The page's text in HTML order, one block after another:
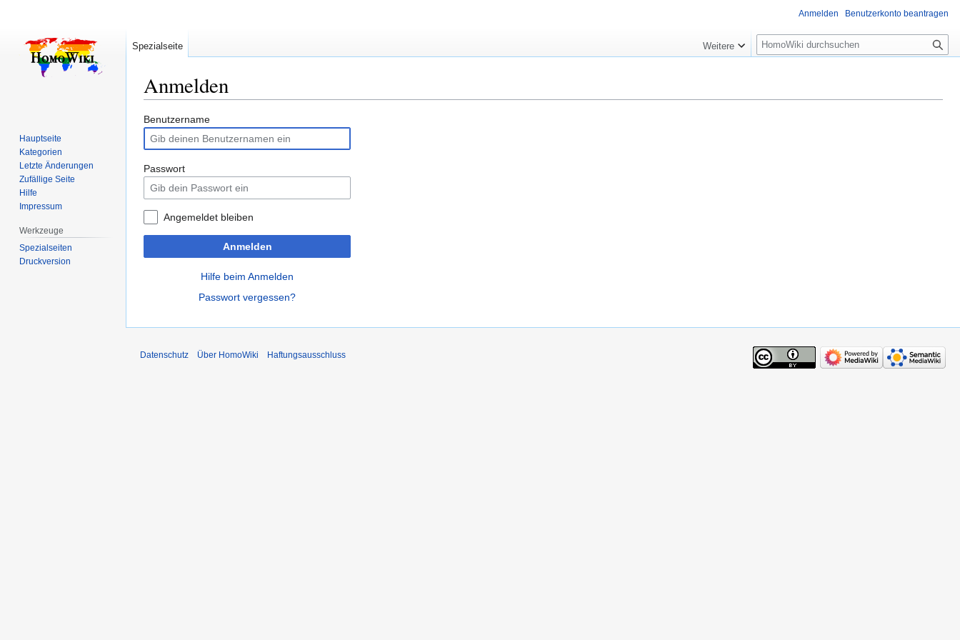
Anmelden
Zur
Navigation
springen
Zur
Suche
springen
Benutzername
Passwort
Angemeldet bleiben
Anmelden
Hilfe beim Anmelden
Passwort vergessen?
Anmelden Benutzerkonto beantragen
Spezialseite Weitere
Suche
Hauptseite
Kategorien
Letzte Änderungen
Zufällige Seite
Hilfe
Impressum
Werkzeuge
Spezialseiten
Druckversion
Datenschutz Über HomoWiki Haftungsausschluss